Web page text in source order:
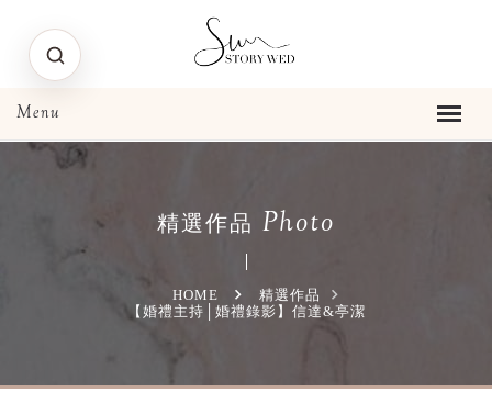
精選作品 Photo
HOME
精選作品
【婚禮主持│婚禮錄影】信達&亭潔